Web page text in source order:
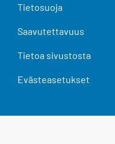
Tietosuoja
Saavutettavuus
Tietoa sivustosta
Evästeasetukset